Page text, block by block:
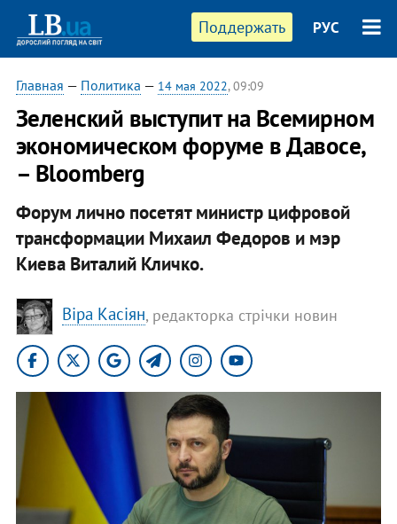
Поддержать РУС
Главная — Политика — 14 мая 2022, 09:09
​Зеленский выступит на Всемирном
экономическом форуме в Давосе,
– Bloomberg
Форум лично посетят министр цифровой
трансформации Михаил Федоров и мэр
Киева Виталий Кличко.
Віра Касіян, редакторка стрічки новин